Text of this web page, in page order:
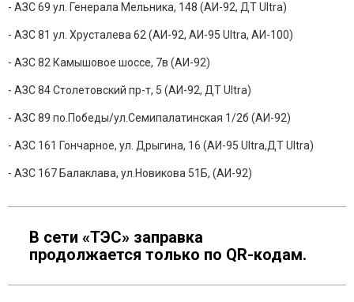
- АЗС 69 ул. Генерала Мельника, 148 (АИ-92, ДТ Ultra)
- АЗС 81 ул. Хрусталева 62 (АИ-92, АИ-95 Ultra, АИ-100)
- АЗС 82 Камышовое шоссе, 7в (АИ-92)
- АЗС 84 Столетовский пр-т, 5 (АИ-92, ДТ Ultra)
- АЗС 89 по.Победы/ул.Семипалатинская 1/2б (АИ-92)
- АЗС 161 Гончарное, ул. Дрыгина, 16 (АИ-95 Ultra,ДТ Ultra)
- АЗС 167 Балаклава, ул.Новикова 51Б, (АИ-92)
В сети «ТЭС» заправка
продолжается только по QR-кодам.